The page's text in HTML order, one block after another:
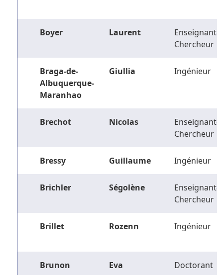
Boyer Laurent
Enseignant-
Chercheur
Braga-de-
Albuquerque-
Maranhao
Giullia Ingénieur
Brechot Nicolas
Enseignant-
Chercheur
Bressy Guillaume Ingénieur
Brichler Ségolène
Enseignant-
Chercheur
Brillet Rozenn Ingénieur
Brunon Eva Doctorant